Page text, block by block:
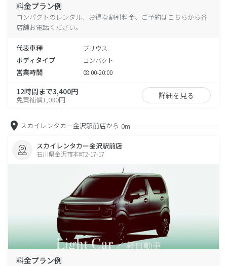
料金プラン例
コンパクトのレンタル、お得な割引料金、ご予約はこちらから各
店舗お電話ください。
代表車種 プリウス
ボディタイプ コンパクト
営業時間 08:00-20:00
12時間まで3,400円
免責補償1,080円 詳細を見る
スカイレンタカー金沢駅前店から 0m
スカイレンタカー金沢駅前店
石川県金沢市本町2-17-17
料金プラン例